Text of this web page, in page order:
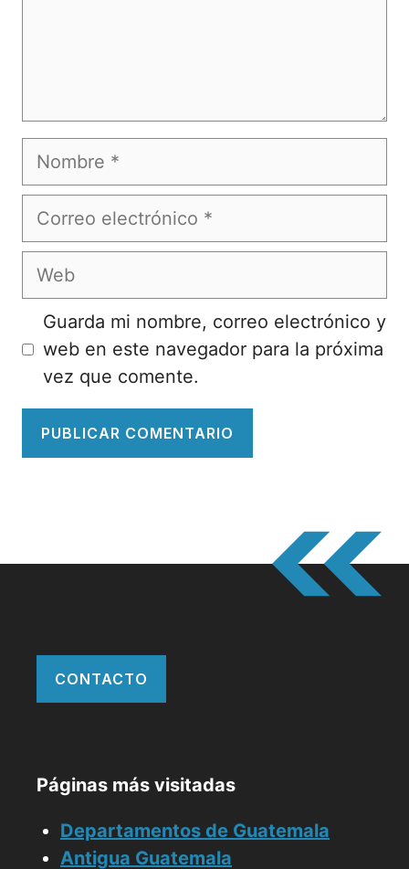
Nombre
Correo
Web
Guarda mi nombre, correo electrónico y
web en este navegador para la próxima
vez que comente.
CONTACTO
Páginas más visitadas
Departamentos de Guatemala
Antigua Guatemala